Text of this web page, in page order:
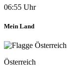
06:55 Uhr
Mein Land
Österreich